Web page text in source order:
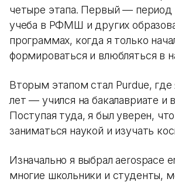
четыре этапа. Первый — период
учеба в РФМШ и других
программах, когда я только
формироваться и влюбляться в
Вторым этапом стал Purdue, где
лет — учился на бакалавриате и
Поступая туда, я был уверен,
заниматься наукой и изучать
Изначально я выбрал aerospace
многие школьники и студенты,